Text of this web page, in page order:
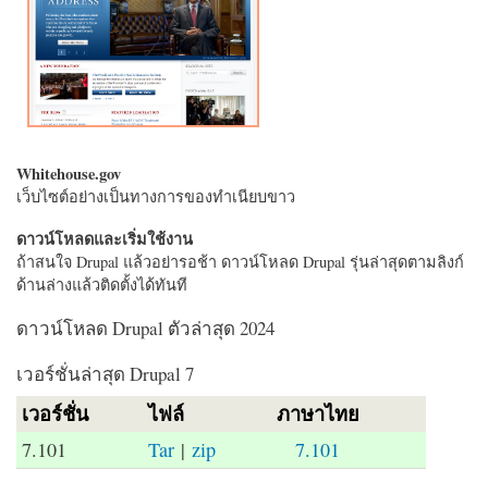
Whitehouse.gov
เว็บไซต์อย่างเป็นทางการของทำเนียบขาว
ดาวน์โหลดและเริ่มใช้งาน
ถ้าสนใจ Drupal แล้วอย่ารอช้า ดาวน์โหลด Drupal รุ่นล่าสุดตามลิงก์
ด้านล่างแล้วติดตั้งได้ทันที
ดาวน์โหลด Drupal ตัวล่าสุด 2024
เวอร์ชั่นล่าสุด Drupal 7
เวอร์ชั่น ไฟล์ ภาษาไทย
7.101 Tar |zip 7.101